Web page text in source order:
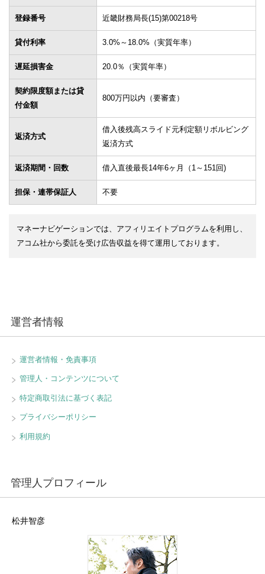
登録番号 近畿財務局長(15)第00218号
貸付利率 3.0%～18.0%（実質年率）
遅延損害金 20.0％（実質年率）
契約限度額または貸
付金額
800万円以内（要審査）
返済方式
借入後残高スライド元利定額リボルビング
返済方式
返済期間・回数 借入直後最長14年6ヶ月（1～151回)
担保・連帯保証人 不要
マネーナビゲーションでは、アフィリエイトプログラムを利用し、
アコム社から委託を受け広告収益を得て運用しております。
運営者情報
運営者情報・免責事項
管理人・コンテンツについて
特定商取引法に基づく表記
プライバシーポリシー
利用規約
管理人プロフィール
松井智彦